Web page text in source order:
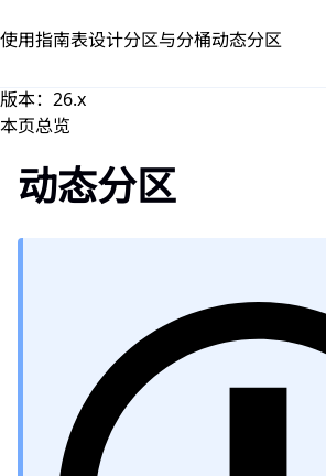
使用指南表设计分区与分桶动态分区
版本：26.x
本页总览
动态分区